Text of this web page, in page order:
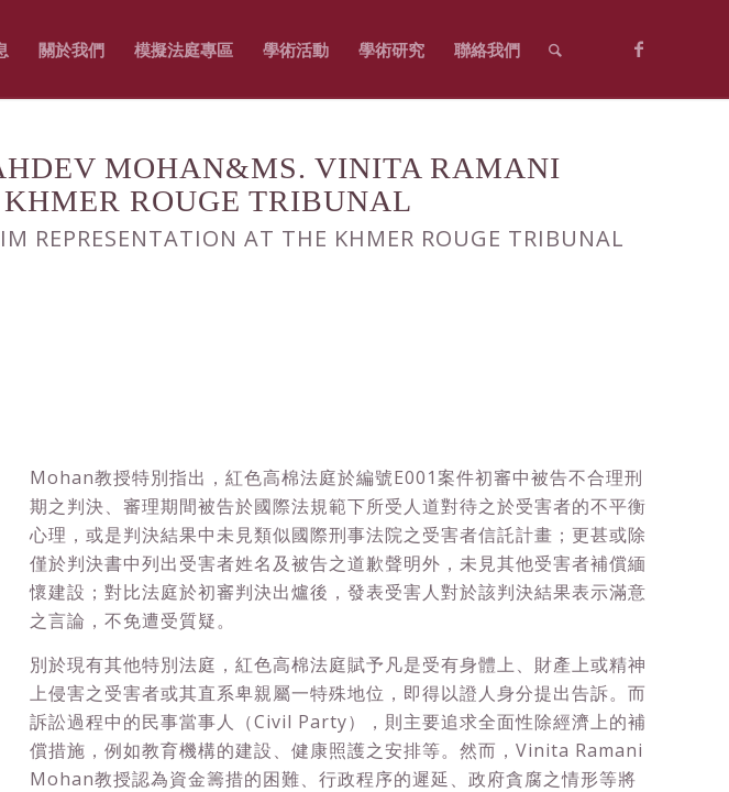
關於我們 模擬法庭專區 學術活動 學術研究 聯絡我們
MOHAN&MS. VINITA RAMANI
ROUGE TRIBUNAL
AT THE KHMER ROUGE TRIBUNAL
Mohan教授特別指出，紅色高棉法庭於編號E001案件初審中被告不合理刑
期之判決、審理期間被告於國際法規範下所受人道對待之於受害者的不平衡
心理，或是判決結果中未見類似國際刑事法院之受害者信託計畫；更甚或除
僅於判決書中列出受害者姓名及被告之道歉聲明外，未見其他受害者補償緬
懷建設；對比法庭於初審判決出爐後，發表受害人對於該判決結果表示滿意
之言論，不免遭受質疑。
別於現有其他特別法庭，紅色高棉法庭賦予凡是受有身體上、財產上或精神
上侵害之受害者或其直系卑親屬一特殊地位，即得以證人身分提出告訴。而
訴訟過程中的民事當事人（Civil Party），則主要追求全面性除經濟上的補
償措施，例如教育機構的建設、健康照護之安排等。然而，Vinita Ramani
Mohan教授認為資金籌措的困難、行政程序的遲延、政府貪腐之情形等將